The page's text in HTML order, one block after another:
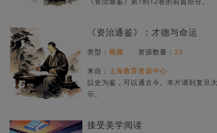
《资治通鉴》：才德与命运
类型： 视频 资源数量： 25
来自： 上海教育资源中心
以史为鉴，可以通古今。本片请到复旦
示。
接受美学阅读